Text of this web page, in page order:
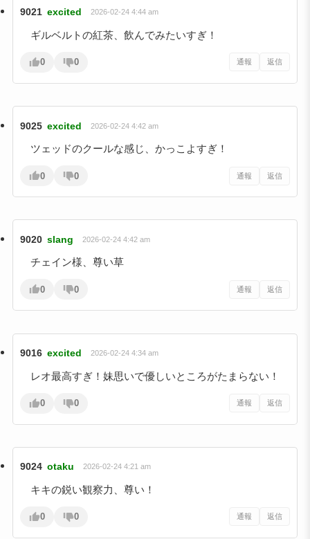
9021 excited 2026-02-24 4:44 am
ギルベルトの紅茶、飲んでみたいすぎ！
0 0 通報 返信
9025 excited 2026-02-24 4:42 am
ツェッドのクールな感じ、かっこよすぎ！
0 0 通報 返信
9020 slang 2026-02-24 4:42 am
チェイン様、尊い草
0 0 通報 返信
9016 excited 2026-02-24 4:34 am
レオ最高すぎ！妹思いで優しいところがたまらない！
0 0 通報 返信
9024 otaku 2026-02-24 4:21 am
キキの鋭い観察力、尊い！
0 0 通報 返信